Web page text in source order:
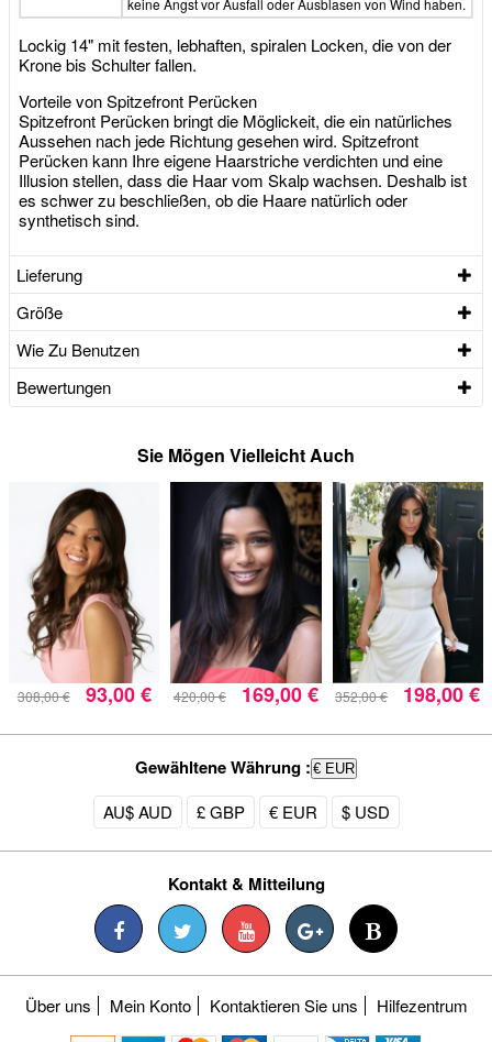
Lockig 14" mit festen, lebhaften, spiralen Locken, die von der
Krone bis Schulter fallen.
Vorteile von Spitzefront Perücken
Spitzefront Perücken bringt die Möglickeit, die ein natürliches
Aussehen nach jede Richtung gesehen wird. Spitzefront
Perücken kann Ihre eigene Haarstriche verdichten und eine
Illusion stellen, dass die Haar vom Skalp wachsen. Deshalb ist
es schwer zu beschließen, ob die Haare natürlich oder
synthetisch sind.
Lieferung
Größe
Wie Zu Benutzen
Bewertungen
Sie Mögen Vielleicht Auch
308,00 € 93,00 € 420,00 € 169,00 € 352,00 € 198,00 €
Gewähltene Währung : € EUR
AU$ AUD £ GBP € EUR $ USD
Kontakt & Mitteilung
Über uns Mein Konto Kontaktieren Sie uns Hilfezentrum